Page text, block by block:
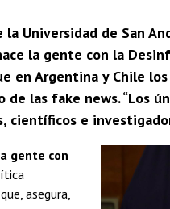
Universidad de San
la gente con la
en Argentina y Chile
las fake news. “Los
científicos e
gente con
asegura,